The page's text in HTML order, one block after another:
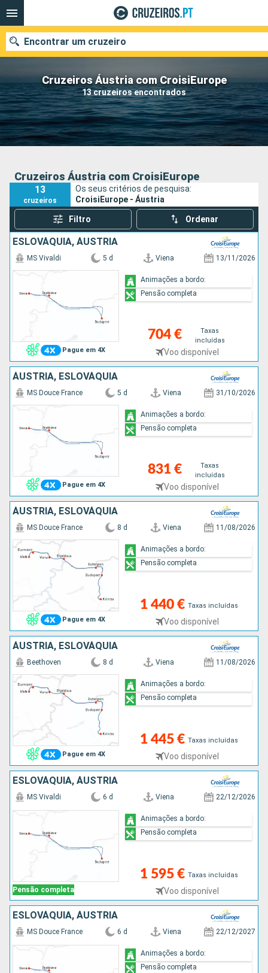
Cruzeiros Áustria com CroisiEurope
13 cruzeiros encontrados
Encontrar um cruzeiro
Quando ir?
Data de partida
Pesquisar
Cruzeiros Áustria com CroisiEurope
13
cruzeiros
Os seus critérios de pesquisa:
CroisiEurope - Áustria
Filtro Ordenar
ESLOVÁQUIA, ÁUSTRIA
Pague em 4X
MS Vivaldi 5 d Viena 13/11/2026
704 €
Taxas
incluídas
Voo disponível
Animações a bordo:
Pensão completa
ÁUSTRIA, ESLOVÁQUIA
Pague em 4X
MS Douce France 5 d Viena 31/10/2026
831 €
Taxas
incluídas
Voo disponível
Animações a bordo:
Pensão completa
ÁUSTRIA, ESLOVÁQUIA
Pague em 4X
MS Douce France 8 d Viena 11/08/2026
1 440 € Taxas incluídas
Voo disponível
Animações a bordo:
Pensão completa
ÁUSTRIA, ESLOVÁQUIA
Pague em 4X
Beethoven 8 d Viena 11/08/2026
1 445 € Taxas incluídas
Voo disponível
Animações a bordo:
Pensão completa
ESLOVÁQUIA, ÁUSTRIA
Pensão completa
MS Vivaldi 6 d Viena 22/12/2026
1 595 € Taxas incluídas
Voo disponível
Animações a bordo:
Pensão completa
ESLOVÁQUIA, ÁUSTRIA
MS Douce France 6 d Viena 22/12/2027
Animações a bordo:
Pensão completa